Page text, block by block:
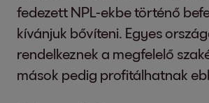
fedezett NPL-ekbe történő
kívánjuk bővíteni. Egyes
rendelkeznek a megfelelő
mások pedig profitálhatnak